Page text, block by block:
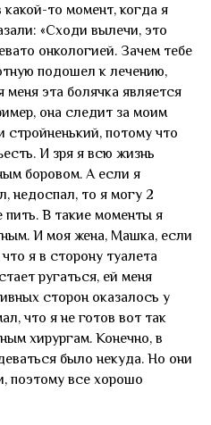
то момент, когда я
«Сходи вылечи, это
онкологией. Зачем тебе
подошел к лечению,
эта болячка является
она следит за моим
стройненький, потому что
И зря я всю жизнь
боровом. А если я
недоспал, то я могу 2
пить. В такие моменты я
И моя жена, Машка, если
я в сторону туалета
ругаться, ей меня
сторон оказалось у
что я не готов вот так
хирургам. Конечно, в
было некуда. Но они
поэтому все хорошо